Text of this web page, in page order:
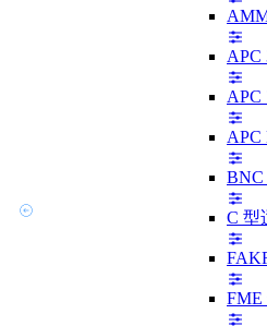
APC
APC
APC
BNC
C 型
FME